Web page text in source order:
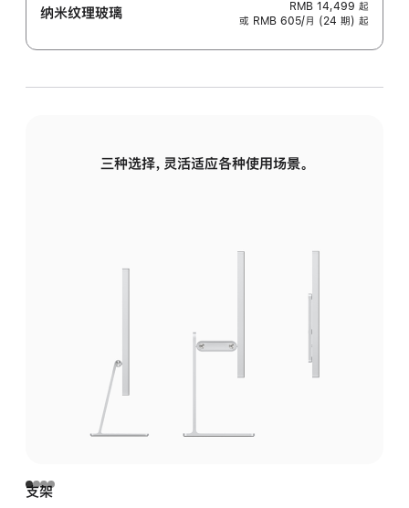
纳米纹理玻璃 RMB 14,499 起
或 RMB 605/月 (24 期) 起
三种选择，灵活适应各种使用场景。
支架